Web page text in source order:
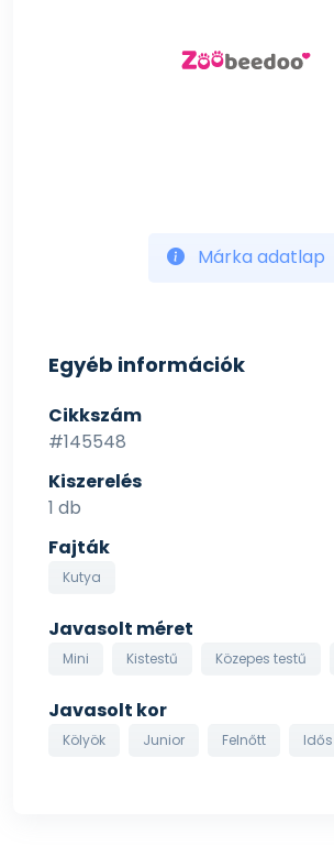
Márka adatlap
Egyéb információk
Cikkszám
#145548
Kiszerelés
1 db
Fajták
Kutya
Javasolt méret
Mini Kistestű Közepes testű
Javasolt kor
Kölyök Junior Felnőtt Idős